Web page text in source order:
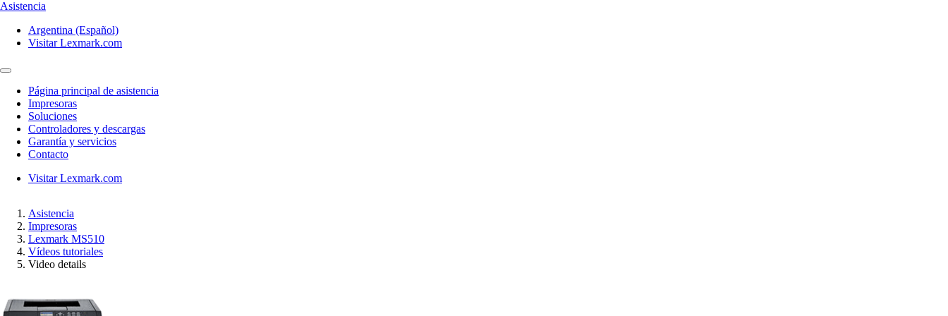
Asistencia
Argentina (Español)
Visitar Lexmark.com
Página principal de asistencia
Impresoras
Soluciones
Controladores y descargas
Garantía y servicios
Contacto
Visitar Lexmark.com
Asistencia
Impresoras
Lexmark MS510
Vídeos tutoriales
Video details